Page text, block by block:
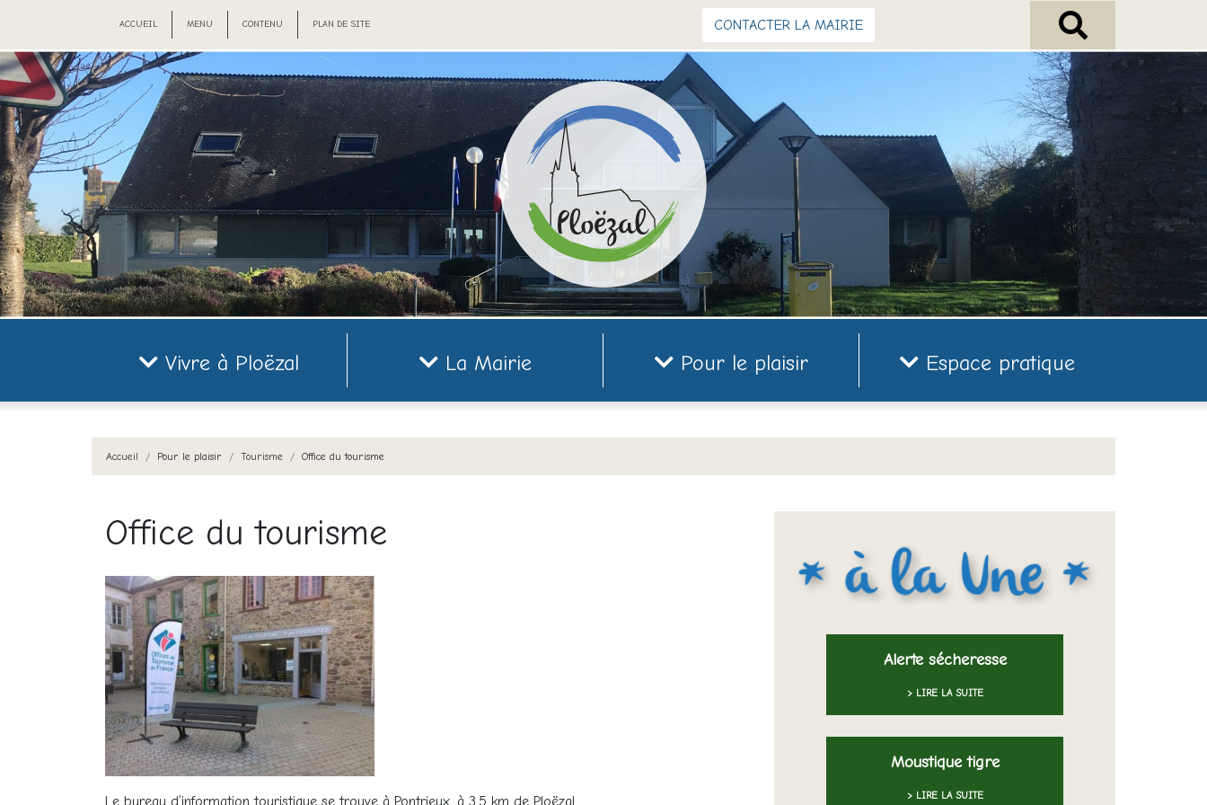
ACCUEIL MENU CONTENU PLAN DE SITE CONTACTER LA MAIRIE
Vivre à Ploëzal La Mairie Pour le plaisir Espace pratique
Accueil Pour le plaisir Tourisme Office du tourisme
Office du tourisme
Le bureau d’information touristique se trouve à Pontrieux, à 3.5 km de Ploëzal.
Alerte sécheresse
> LIRE LA SUITE
Moustique tigre
> LIRE LA SUITE